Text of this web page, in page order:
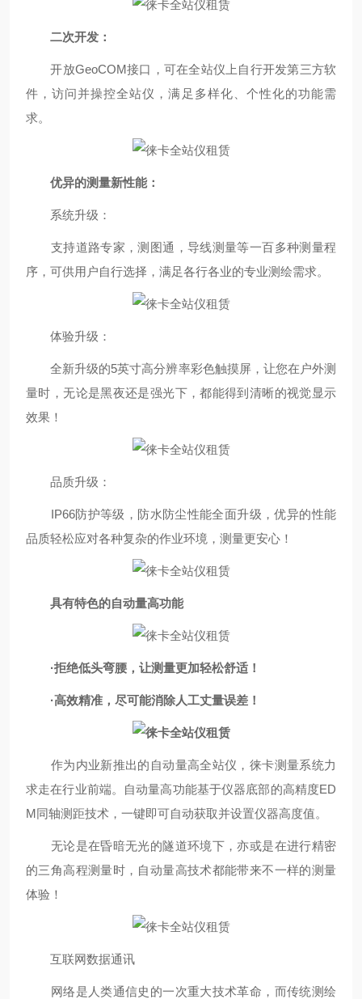
二次开发：
开放GeoCOM接口，可在全站仪上自行开发第三方软
件，访问并操控全站仪，满足多样化、个性化的功能需
求。
优异的测量新性能：
系统升级：
支持道路专家，测图通，导线测量等一百多种测量程
序，可供用户自行选择，满足各行各业的专业测绘需求。
体验升级：
全新升级的5英寸高分辨率彩色触摸屏，让您在户外测
量时，无论是黑夜还是强光下，都能得到清晰的视觉显示
效果！
品质升级：
IP66防护等级，防水防尘性能全面升级，优异的性能
品质轻松应对各种复杂的作业环境，测量更安心！
具有特色的自动量高功能
·拒绝低头弯腰，让测量更加轻松舒适！
·高效精准，尽可能消除人工丈量误差！
作为内业新推出的自动量高全站仪，徕卡测量系统力
求走在行业前端。自动量高功能基于仪器底部的高精度ED
M同轴测距技术，一键即可自动获取并设置仪器高度值。
无论是在昏暗无光的隧道环境下，亦或是在进行精密
的三角高程测量时，自动量高技术都能带来不一样的测量
体验！
互联网数据通讯
网络是人类通信史的一次重大技术革命，而传统测绘